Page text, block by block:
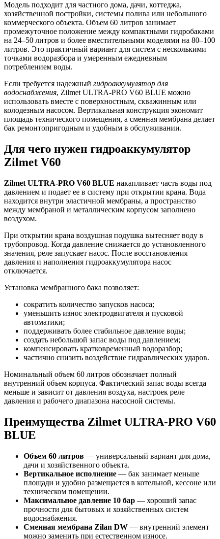
Модель подходит для частного дома, дачи, коттеджа,
хозяйственной постройки, системы полива или небольшого
коммерческого объекта. Объем 60 литров занимает
промежуточное положение между компактными гидробаками
на 24–50 литров и более вместительными моделями на 80–100
литров. Это практичный вариант для систем с несколькими
точками водоразбора и умеренным ежедневным
потреблением воды.
Если требуется надежный гидроаккумулятор для
водоснабжения, Zilmet ULTRA-PRO V60 BLUE можно
использовать вместе с поверхностным, скважинным или
колодезным насосом. Вертикальная конструкция экономит
площадь технического помещения, а сменная мембрана делает
бак ремонтопригодным и удобным в обслуживании.
Для чего нужен гидроаккумулятор
Zilmet V60
Zilmet ULTRA-PRO V60 BLUE накапливает часть воды под
давлением и подает ее в систему при открытии крана. Вода
находится внутри эластичной мембраны, а пространство
между мембраной и металлическим корпусом заполнено
воздухом.
При открытии крана воздушная подушка вытесняет воду в
трубопровод. Когда давление снижается до установленного
значения, реле запускает насос. После восстановления
давления и наполнения гидроаккумулятора насос
отключается.
Установка мембранного бака позволяет:
сократить количество запусков насоса;
уменьшить износ электродвигателя и пусковой
автоматики;
поддерживать более стабильное давление воды;
создать небольшой запас воды под давлением;
компенсировать кратковременный водоразбор;
частично снизить воздействие гидравлических ударов.
Номинальный объем 60 литров обозначает полный
внутренний объем корпуса. Фактический запас воды всегда
меньше и зависит от давления воздуха, настроек реле
давления и рабочего диапазона насосной системы.
Преимущества Zilmet ULTRA-PRO V60
BLUE
Объем 60 литров — универсальный вариант для дома,
дачи и хозяйственного объекта.
Вертикальное исполнение — бак занимает меньше
площади и удобно размещается в котельной, кессоне или
техническом помещении.
Максимальное давление 10 бар — хороший запас
прочности для бытовых и хозяйственных систем
водоснабжения.
Сменная мембрана Zilan DW — внутренний элемент
можно заменить при естественном износе.